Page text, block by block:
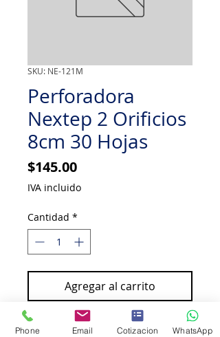
SKU: NE-121M
Perforadora
Nextep 2 Orificios
8cm 30 Hojas
$145.00Precio
IVA incluido
Cantidad *
Agregar al carrito
Comprar ahora
Phone Email Cotizacion WhatsApp